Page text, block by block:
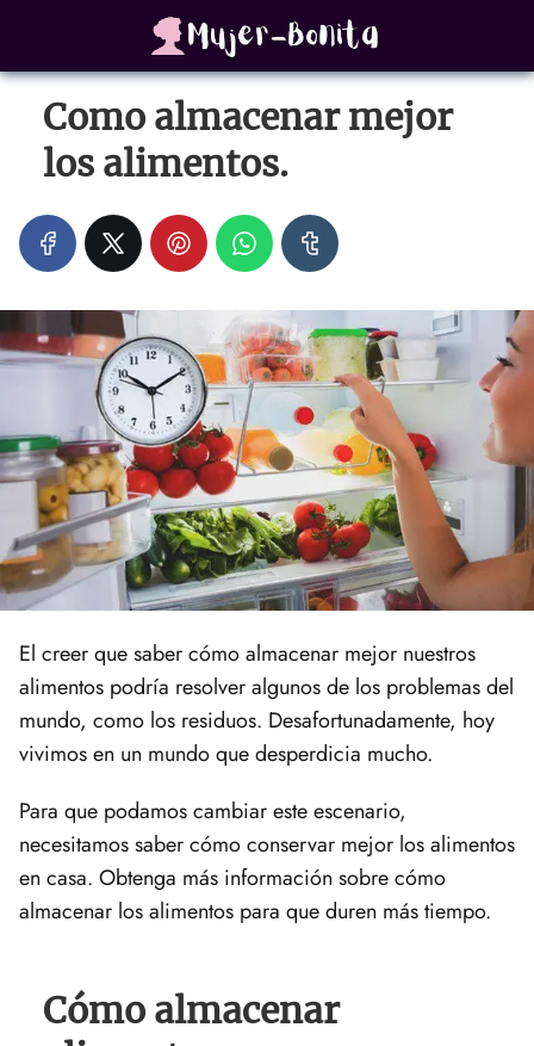
Como almacenar mejor
los alimentos.
El creer que saber cómo almacenar mejor nuestros
alimentos podría resolver algunos de los problemas del
mundo, como los residuos. Desafortunadamente, hoy
vivimos en un mundo que desperdicia mucho.
Para que podamos cambiar este escenario,
necesitamos saber cómo conservar mejor los alimentos
en casa. Obtenga más información sobre cómo
almacenar los alimentos para que duren más tiempo.
Cómo almacenar